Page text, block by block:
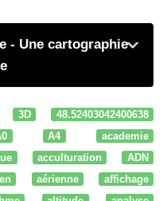
- Une cartographie
3D
48.52403042400638
A4
academie
acculturation
ADN
aérienne
affichage